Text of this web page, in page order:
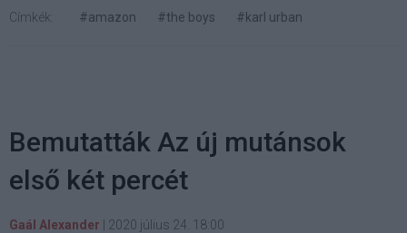
Címkék: #amazon #the boys #karl urban
Bemutatták Az új mutánsok
első két percét
Gaál Alexander 2020 július 24. 18:00